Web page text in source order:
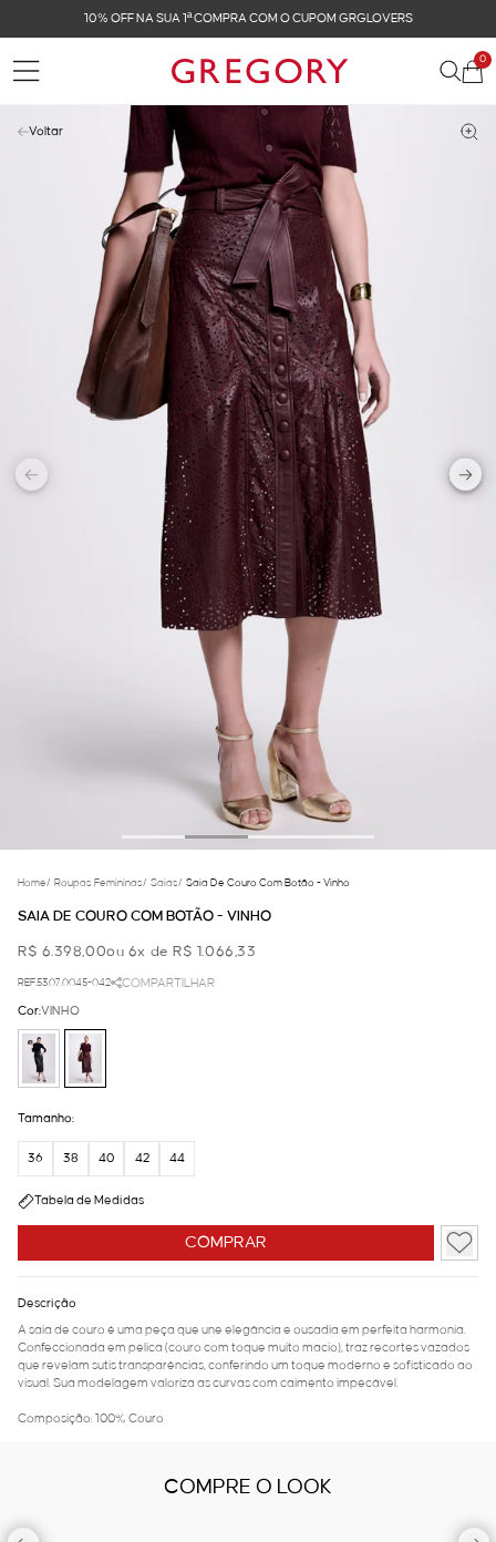
FRETE GRÁTIS NAS COMPRAS ACIMA DE R$ 899
0
Voltar
Home/ Roupas Femininas/ Saias/ Saia De Couro Com Botão - Vinho
SAIA DE COURO COM BOTÃO - VINHO
R$ 6.398,00ou 6x de R$ 1.066,33
REF.53.07.0045-042 COMPARTILHAR
COMPRAR
Cor:VINHO
Tamanho:
36 38 40 42 44
Tabela de Medidas
Descrição
A saia de couro é uma peça que une elegância e ousadia em perfeita harmonia.
Confeccionada em pelica (couro com toque muito macio), traz recortes vazados
que revelam sutis transparências, conferindo um toque moderno e sofisticado ao
visual. Sua modelagem valoriza as curvas com caimento impecável.
Composição: 100% Couro
COMPRE O LOOK